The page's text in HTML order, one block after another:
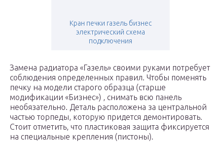
Кран печки газель бизнес
электрический схема
подключения
Замена радиатора «Газель» своими руками потребует
соблюдения определенных правил. Чтобы поменять
печку на модели старого образца (старше
модификации «Бизнес») , снимать всю панель
необязательно. Деталь расположена за центральной
частью торпеды, которую придется демонтировать.
Стоит отметить, что пластиковая защита фиксируется
на специальные крепления (пистоны).